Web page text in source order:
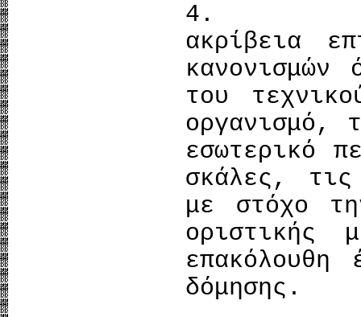
4.
ακρίβεια
κανονισμών
του
οργανισμό,
εσωτερικό
σκάλες,
με στόχο
οριστικής
επακόλουθη
δόμησης.